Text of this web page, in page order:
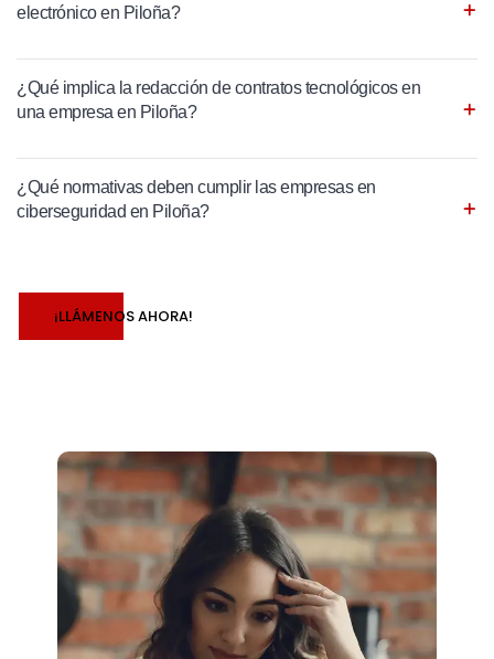
electrónico en Piloña?
¿Qué implica la redacción de contratos tecnológicos en
una empresa en Piloña?
¿Qué normativas deben cumplir las empresas en
ciberseguridad en Piloña?
¡LLÁMENOS AHORA!